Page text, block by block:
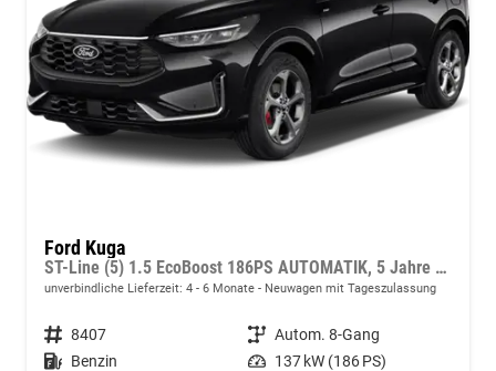
Ford Kuga
ST-Line (5) 1.5 EcoBoost 186PS AUTOMATIK, 5 Jahre Garantie, 18" Alu, Navigation 13"-Display, Parksensoren vorne/hinten, Rückfahrkamera, Climatronic, Privacy-Glas, Key-Free-System, Tempomat, LED-Scheinwerfer
unverbindliche Lieferzeit: 4 - 6 Monate Neuwagen mit Tageszulassung
Fahrzeugnr. 8407 Getriebe Autom. 8-Gang
Kraftstoff Benzin Leistung 137 kW (186 PS)